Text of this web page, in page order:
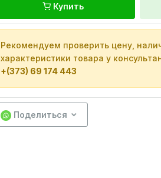
Купить
Рекомендуем проверить цену,
характеристики товара у
+(373) 69 174 443
Поделиться